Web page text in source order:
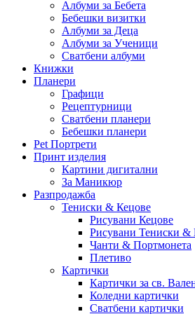
Албуми за Бебета
Бебешки визитки
Албуми за Деца
Албуми за Ученици
Сватбени албуми
Книжки
Планери
Графици
Рецептурници
Сватбени планери
Бебешки планери
Pet Портрети
Принт изделия
Картини дигитални
За Маникюр
Разпродажба
Тениски & Кецове
Рисувани Кецове
Рисувани Тениски
Чанти & Портмонета
Плетиво
Картички
Картички за св.
Коледни картички
Сватбени картички